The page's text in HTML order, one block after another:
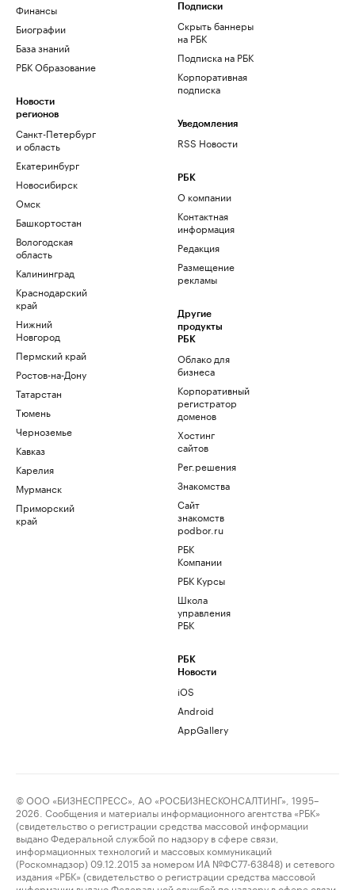
Финансы
Биографии
База знаний
РБК Образование
Новости
регионов
Санкт-Петербург
и область
Екатеринбург
Новосибирск
Омск
Башкортостан
Вологодская
область
Калининград
Краснодарский
край
Нижний
Новгород
Пермский край
Ростов-на-Дону
Татарстан
Тюмень
Черноземье
Кавказ
Карелия
Мурманск
Приморский
край
Подписки
Скрыть баннеры
на РБК
Подписка на РБК
Корпоративная
подписка
Уведомления
RSS Новости
РБК
О компании
Контактная
информация
Редакция
Размещение
рекламы
Другие
продукты
РБК
Облако для
бизнеса
Корпоративный
регистратор
доменов
Хостинг
сайтов
Рег.решения
Знакомства
Сайт
знакомств
podbor.ru
РБК
Компании
РБК Курсы
Школа
управления
РБК
РБК
Новости
iOS
Android
AppGallery
© ООО «БИЗНЕСПРЕСС», АО «РОСБИЗНЕСКОНСАЛТИНГ», 1995–
2026. Сообщения и материалы информационного агентства «РБК»
(свидетельство о регистрации средства массовой информации
выдано Федеральной службой по надзору в сфере связи,
информационных технологий и массовых коммуникаций
(Роскомнадзор) 09.12.2015 за номером ИА №ФС77-63848) и сетевого
издания «РБК» (свидетельство о регистрации средства массовой